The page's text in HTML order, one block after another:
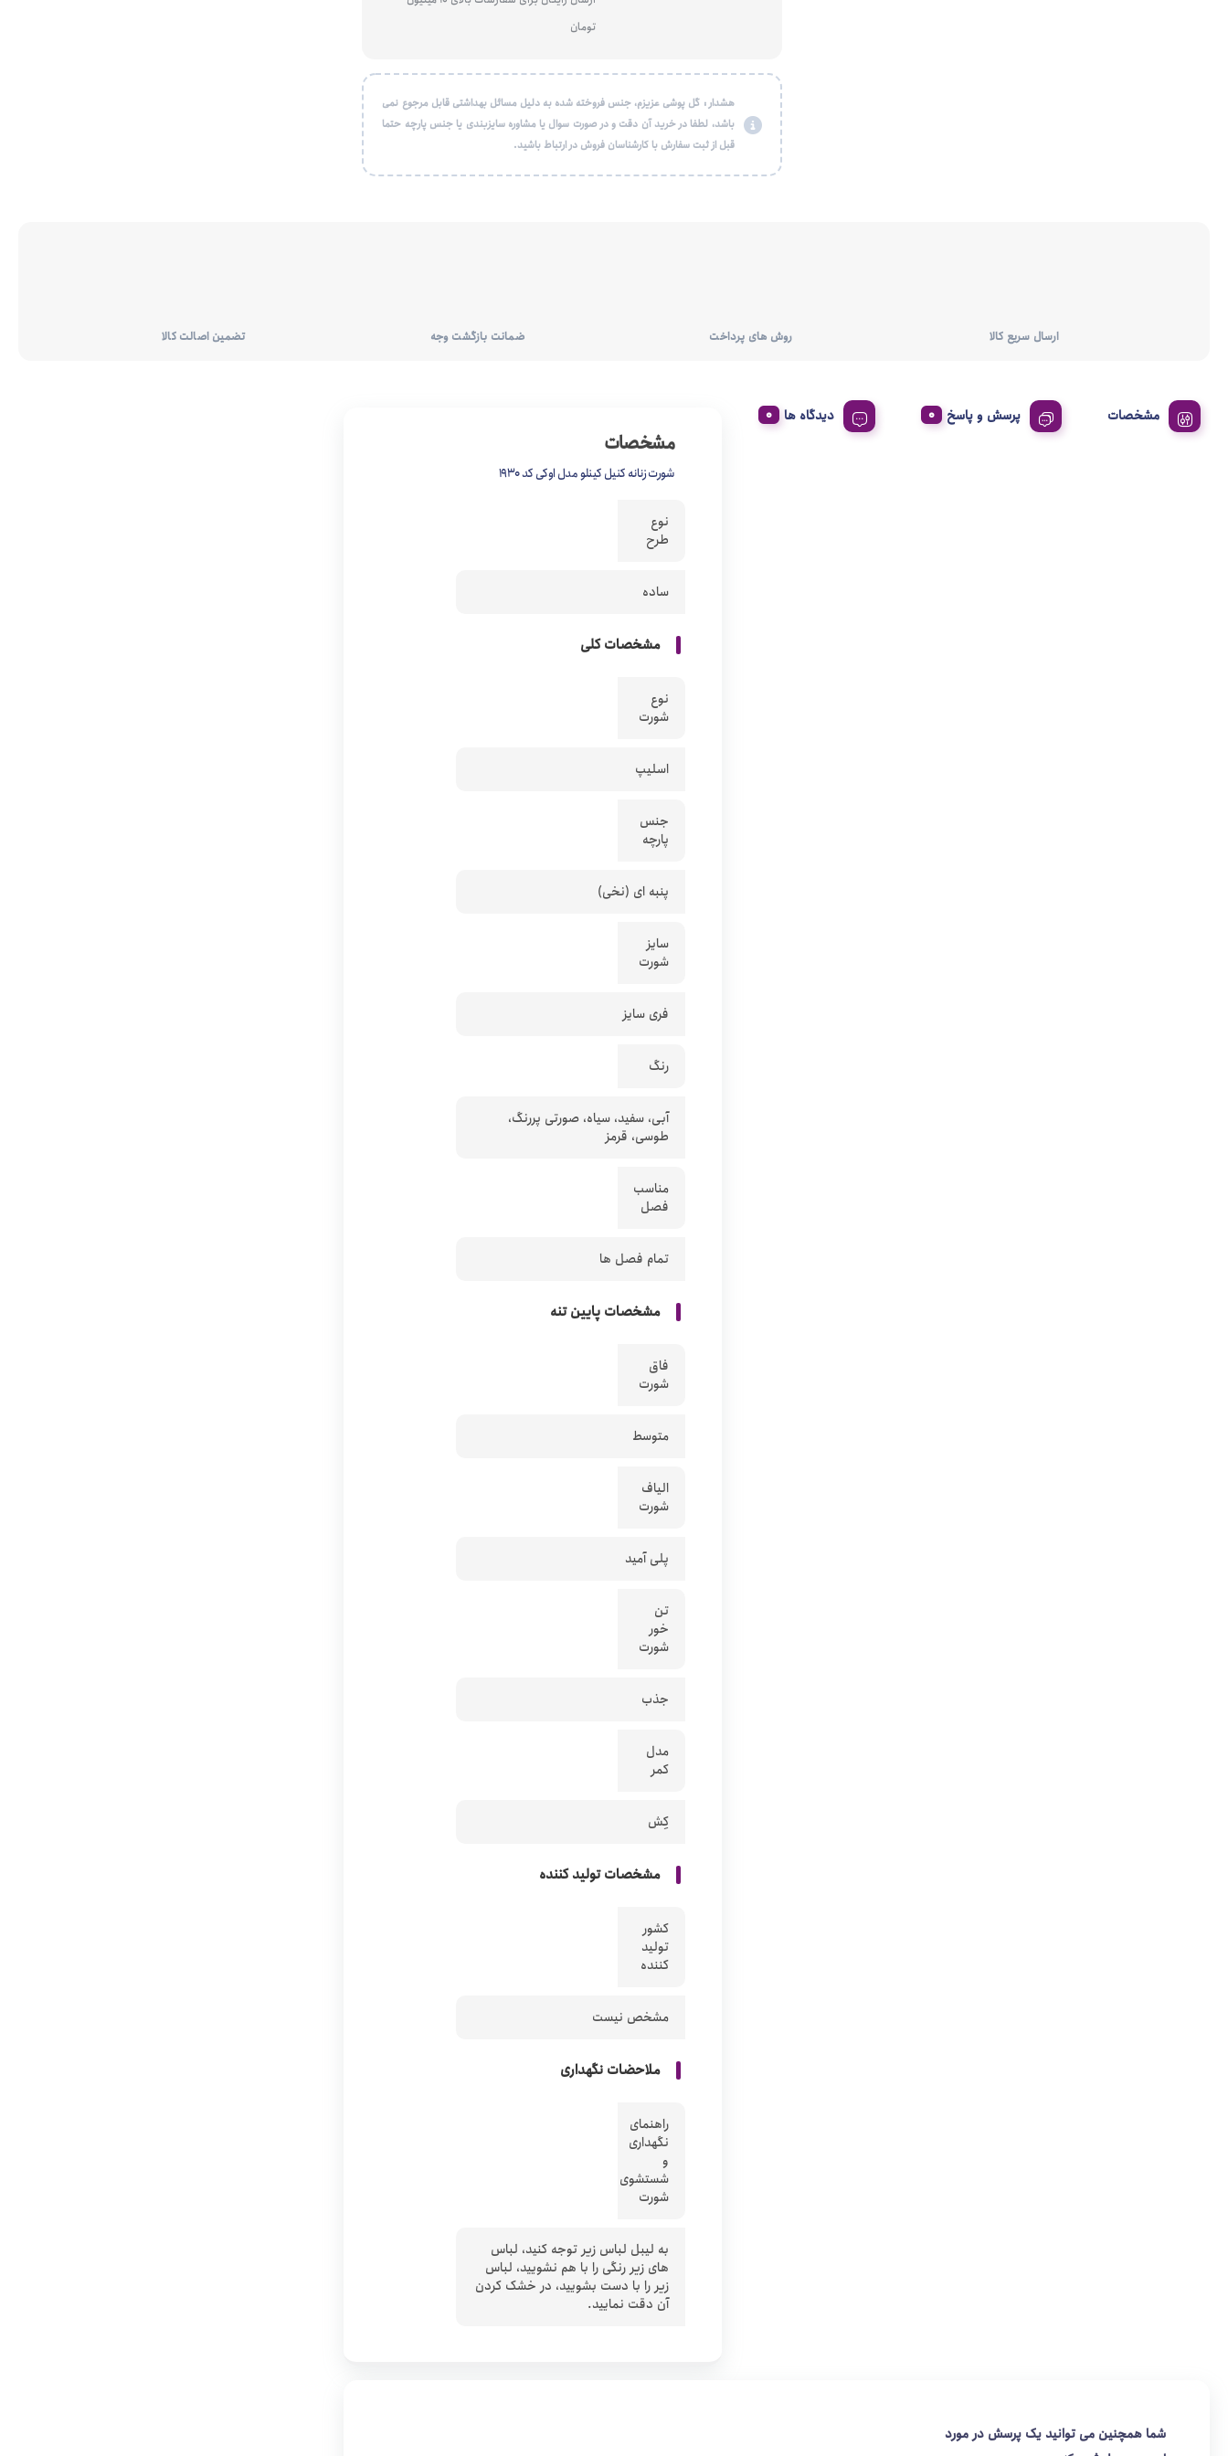
تومان
هشدار : گل پوشی عزیزم، جنس فروخته شده به دلیل مسائل بهداشتی قابل مرجوع نمی
باشد، لطفا در خرید آن دقت و در صورت سوال یا مشاوره سایزبندی یا جنس پارچه حتما
قبل از ثبت سفارش با کارشناسان فروش در ارتباط باشید.
ارسال سریع کالا روش های پرداخت ضمانت بازگشت وجه تضمین اصالت کالا
مشخصات پرسش و پاسخ دیدگاه ها
مشخصات
شورت زنانه کنیل کینلو مدل اوکی کد 1930
نوع
طرح
ساده
مشخصات کلی
نوع
شورت
اسلیپ
جنس
پارچه
پنبه ای (نخی)
سایز
شورت
فری سایز
رنگ
آبی، سفید، سیاه، صورتی پررنگ،
طوسی، قرمز
مناسب
فصل
تمام فصل ها
مشخصات پایین تنه
فاق
شورت
متوسط
الیاف
شورت
پلی آمید
تن
خور
شورت
جذب
مدل
کمر
کِش
مشخصات تولید کننده
کشور
تولید
کننده
مشخص نیست
ملاحضات نگهداری
راهنمای
نگهداری
و
شستشوی
شورت
به لیبل لباس زیر توجه کنید، لباس
های زیر رنگی را با هم نشویید، لباس
زیر را با دست بشویید، در خشک کردن
آن دقت نمایید.
شما همچنین می توانید یک پرسش در مورد